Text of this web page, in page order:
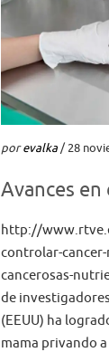
porevalka/ 28
Avances en
http://
controlar-
cancerosas-
de
(EEUU) ha
mama privando